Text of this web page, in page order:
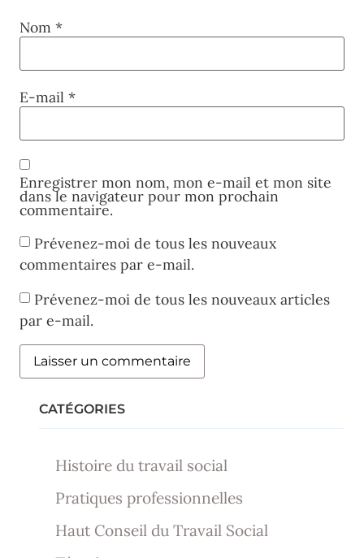
Nom *
E-mail *
Enregistrer mon nom, mon e-mail et mon site
dans le navigateur pour mon prochain
commentaire.
Prévenez-moi de tous les nouveaux
commentaires par e-mail.
Prévenez-moi de tous les nouveaux articles
par e-mail.
CATÉGORIES
Histoire du travail social
Pratiques professionnelles
Haut Conseil du Travail Social